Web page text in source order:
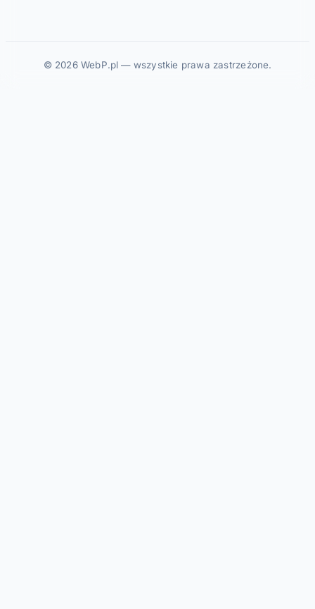
© 2026 WebP.pl — wszystkie prawa zastrzeżone.